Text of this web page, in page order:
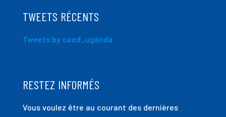
TWEETS RÉCENTS
Tweets by ceed_uganda
RESTEZ INFORMÉS
Vous voulez être au courant des dernières